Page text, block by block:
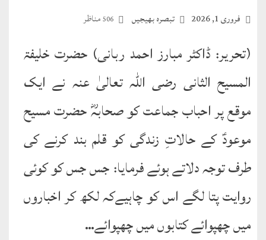
تبصرہ بھیجیں فروری 1, 2026 506مناظر
(تحریر: ڈاکٹر مبارز احمد ربانی) حضرت خلیفۃ
المسیح الثانی رضی اللہ تعالیٰ عنہ نے ایک
موقع پر احباب جماعت کو صحابہؓ حضرت مسیح
موعودؑ کے حالاتِ زندگی کو قلم بند کرنے کی
طرف توجہ دلاتے ہوئے فرمایا: جس جس کو کوئی
روایت پتا لگے اس کو چاہیےکہ لکھ کر اخباروں
میں چھپوائے کتابوں میں چھپوائے…